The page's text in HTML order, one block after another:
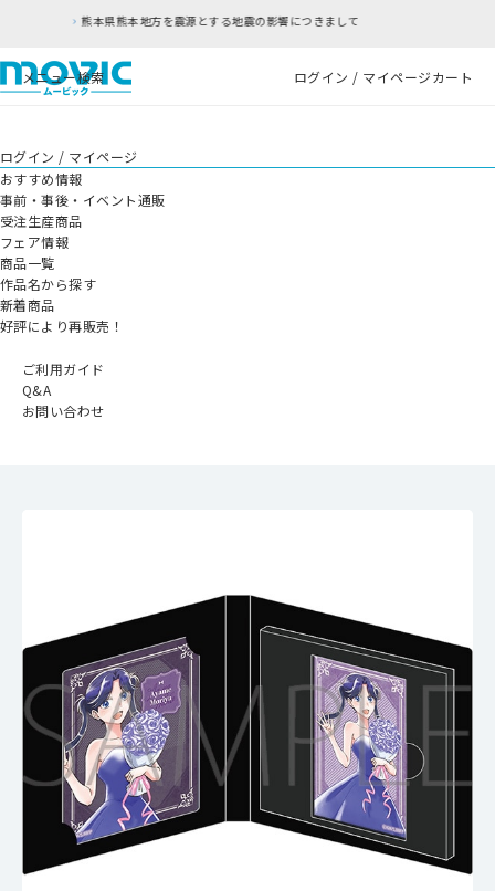
源とする地震の影響につきまして
メニュー検索 ログイン / マイページカート
ログイン / マイページ
おすすめ情報
事前・事後・イベント通販
受注生産商品
フェア情報
商品一覧
作品名から探す
新着商品
好評により再販売！
ご利用ガイド
Q&A
お問い合わせ